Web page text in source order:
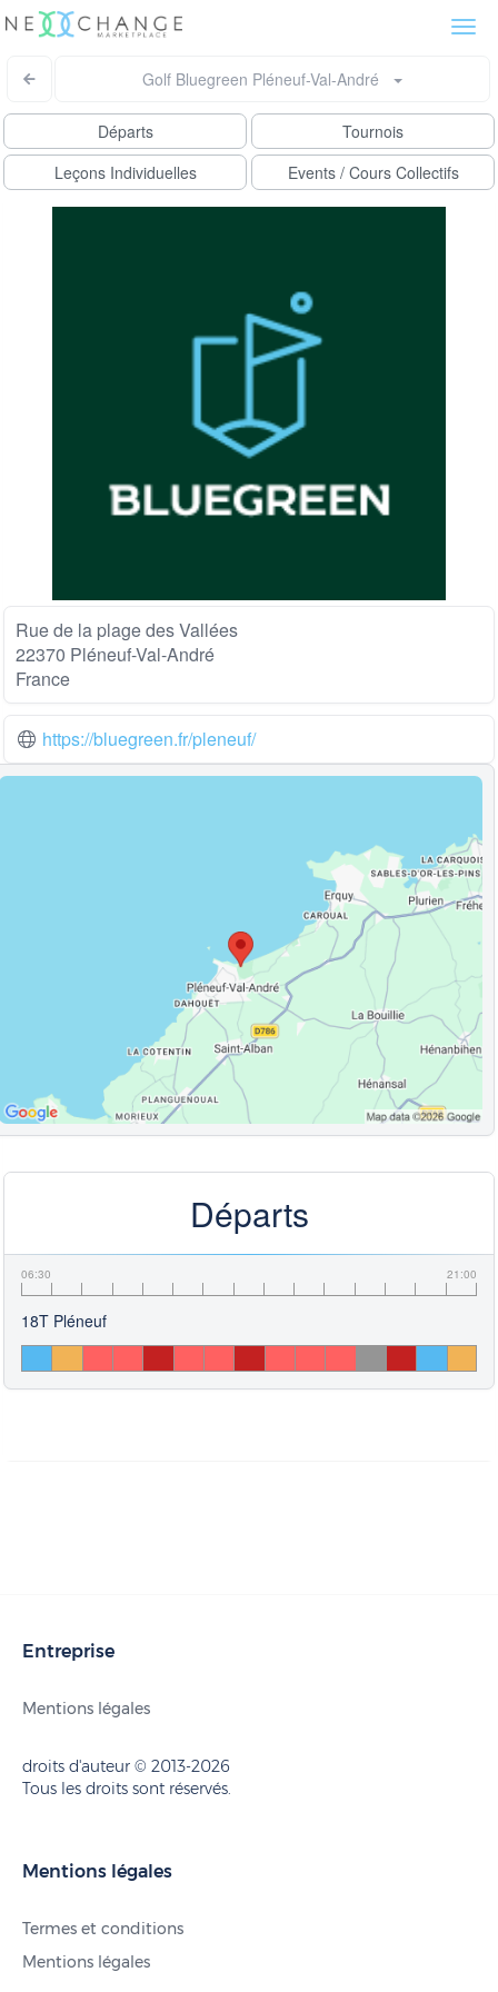
Golf Bluegreen Pléneuf-Val-André
Départs
Tournois
Leçons Individuelles
Events / Cours Collectifs
Rue de la plage des Vallées
22370 Pléneuf-Val-André
France
https://bluegreen.fr/pleneuf/
Départs
06:30 21:00
18T Pléneuf
Entreprise
Mentions légales
droits d'auteur © 2013-2026
Tous les droits sont réservés.
Mentions légales
Termes et conditions
Mentions légales